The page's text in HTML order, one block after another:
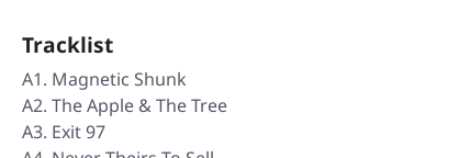
Tracklist
A1. Magnetic Shunk
A2. The Apple & The Tree
A3. Exit 97